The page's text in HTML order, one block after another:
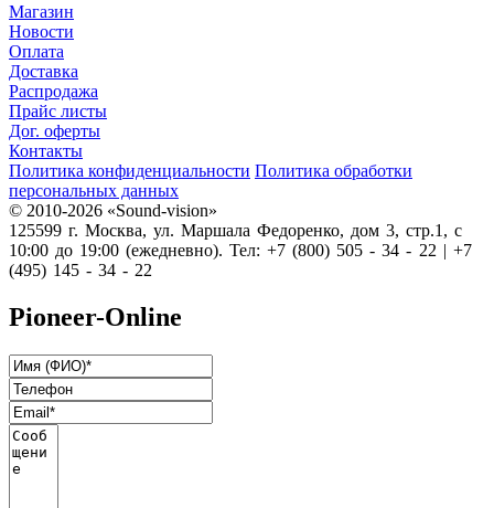
Магазин
Новости
Оплата
Доставка
Распродажа
Прайс листы
Дог. оферты
Контакты
Политика конфиденциальности Политика обработки
персональных данных
© 2010-2026 «Sound-vision»
125599 г. Москва, ул. Маршала Федоренко, дом 3, стр.1, с
10:00 до 19:00 (ежедневно). Тел: +7 (800) 505 - 34 - 22 | +7
(495) 145 - 34 - 22
Pioneer-Online